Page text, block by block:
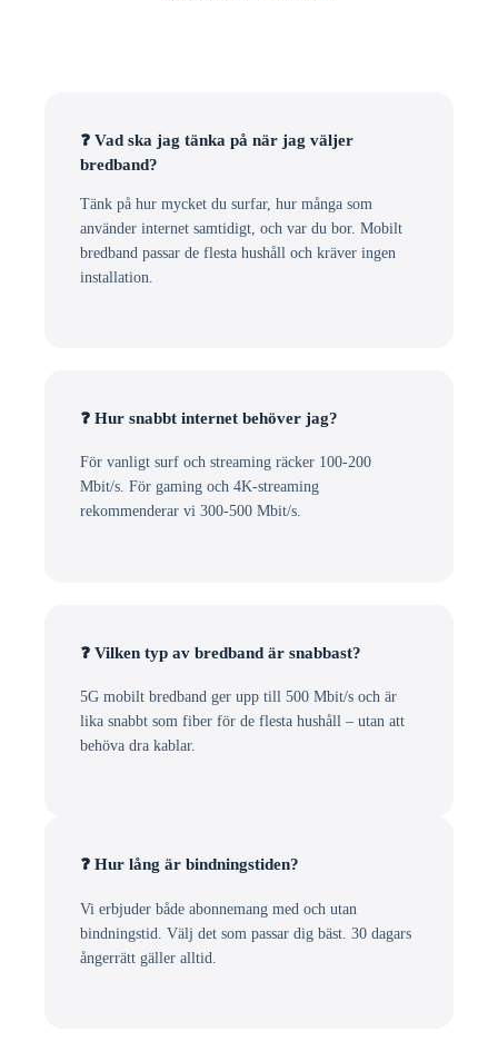
❓ Vad ska jag tänka på när jag väljer
bredband?
Tänk på hur mycket du surfar, hur många som
använder internet samtidigt, och var du bor. Mobilt
bredband passar de flesta hushåll och kräver ingen
installation.
❓ Hur snabbt internet behöver jag?
För vanligt surf och streaming räcker 100-200
Mbit/s. För gaming och 4K-streaming
rekommenderar vi 300-500 Mbit/s.
❓ Vilken typ av bredband är snabbast?
5G mobilt bredband ger upp till 500 Mbit/s och är
lika snabbt som fiber för de flesta hushåll – utan att
behöva dra kablar.
❓ Hur lång är bindningstiden?
Vi erbjuder både abonnemang med och utan
bindningstid. Välj det som passar dig bäst. 30 dagars
ångerrätt gäller alltid.